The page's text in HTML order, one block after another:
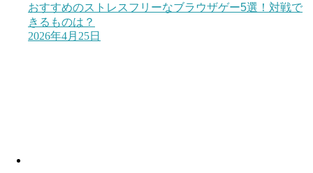
おすすめのストレスフリーなブラウザゲー5選！対戦で
きるものは？
2026年4月25日